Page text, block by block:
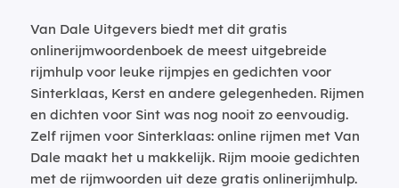
Van Dale Uitgevers biedt met dit gratis
onlinerijmwoordenboek de meest uitgebreide
rijmhulp voor leuke rijmpjes en gedichten voor
Sinterklaas, Kerst en andere gelegenheden. Rijmen
en dichten voor Sint was nog nooit zo eenvoudig.
Zelf rijmen voor Sinterklaas: online rijmen met Van
Dale maakt het u makkelijk. Rijm mooie gedichten
met de rijmwoorden uit deze gratis onlinerijmhulp.